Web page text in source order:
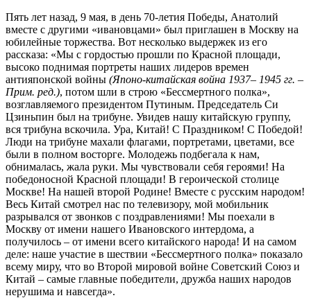
Пять лет назад, 9 мая, в день 70-летия Победы, Анатолий
вместе с другими «ивановцами» был приглашен в Москву на
юбилейные торжества. Вот несколько выдержек из его
рассказа: «Мы с гордостью прошли по Красной площади,
высоко поднимая портреты наших лидеров времен
антияпонской войны (Японо-китайская война 1937– 1945 гг. –
Прим. ред.), потом шли в строю «Бессмертного полка»,
возглавляемого президентом Путиным. Председатель Си
Цзиньпин был на трибуне. Увидев нашу китайскую группу,
вся трибуна вскочила. Ура, Китай! С Праздником! С Победой!
Люди на трибуне махали флагами, портретами, цветами, все
были в полном восторге. Молодежь подбегала к нам,
обнималась, жала руки. Мы чувствовали себя героями! На
победоносной Красной площади! В героической столице
Москве! На нашей второй Родине! Вместе с русским народом!
Весь Китай смотрел нас по телевизору, мой мобильник
разрывался от звонков с поздравлениями! Мы поехали в
Москву от имени нашего Ивановского интердома, а
получилось – от имени всего китайского народа! И на самом
деле: наше участие в шествии «Бессмертного полка» показало
всему миру, что во Второй мировой войне Советский Союз и
Китай – самые главные победители, дружба наших народов
нерушима и навсегда».